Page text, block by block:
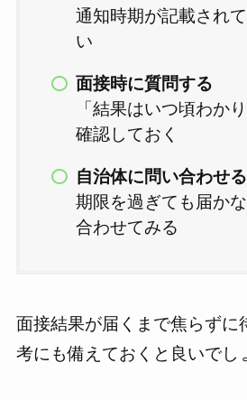
通知時期が記載され
い
面接時に質問する
「結果はいつ頃わか
確認しておく
自治体に問い合わせる
期限を過ぎても届か
合わせてみる
面接結果が届くまで焦らずに
考にも備えておくと良いでし